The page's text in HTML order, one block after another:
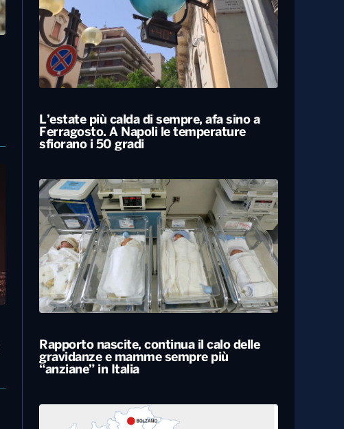
L’estate più calda di sempre, afa sino a
Ferragosto. A Napoli le temperature
sfiorano i 50 gradi
Rapporto nascite, continua il calo delle
gravidanze e mamme sempre più
“anziane” in Italia